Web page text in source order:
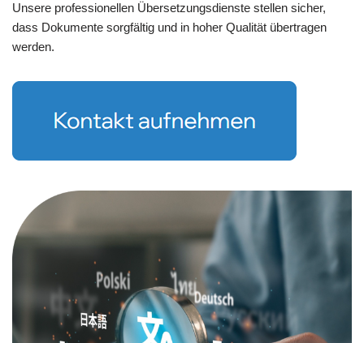
Unsere professionellen Übersetzungsdienste stellen sicher,
dass Dokumente sorgfältig und in hoher Qualität übertragen
werden.